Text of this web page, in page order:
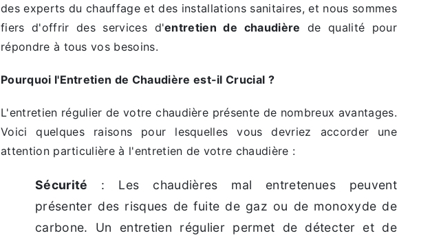
des experts du chauffage et des installations sanitaires, et nous sommes
fiers d'offrir des services d'entretien de chaudière de qualité pour
répondre à tous vos besoins.
Pourquoi l'Entretien de Chaudière est-il Crucial ?
L'entretien régulier de votre chaudière présente de nombreux avantages.
Voici quelques raisons pour lesquelles vous devriez accorder une
attention particulière à l'entretien de votre chaudière :
Sécurité : Les chaudières mal entretenues peuvent
présenter des risques de fuite de gaz ou de monoxyde de
carbone. Un entretien régulier permet de détecter et de